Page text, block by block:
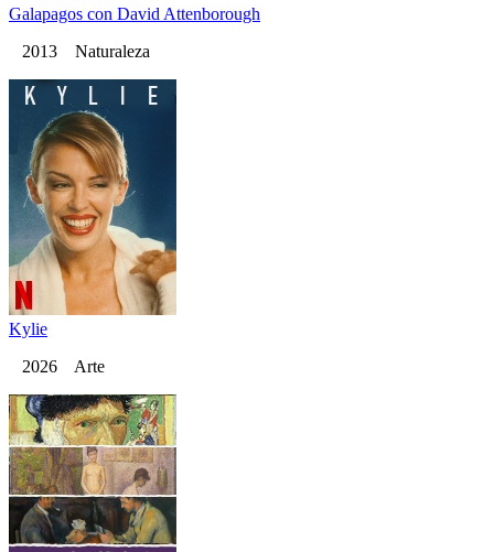
Galapagos con David Attenborough
2013 Naturaleza
Kylie
2026 Arte